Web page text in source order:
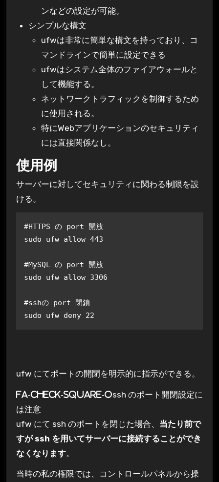
ンなどの設定が可能。
シンプルな構文
ufwは非常に簡単な構文を持っており、コ
マンドラインで簡単に設定できる
ufwはシステム全体のファイアウォールと
して機能する。
ネットワークトラフィックを制御するため
に使用される。
特にWebアプリケーションのセキュリティ
には直接関係なし。
使用例
サーバーに対してセキュリティに関わる制限を設
ける。
#HTTPS の port 開放
sudo ufw allow 443
#MySQL の port 開放
sudo ufw allow 3306
#sshの port 閉鎖
sudo ufw deny 22
ufw にてポートの開閉を明示的に指示ができる。
fa-check-square-ossh のポート開閉設定に
は注意
ufw にて ssh のポートを閉じた場合、 当たり前で
すが ssh を用いてサーバーに接続することができ
なくなります。
当時の私の権限では、コントロールパネルから操